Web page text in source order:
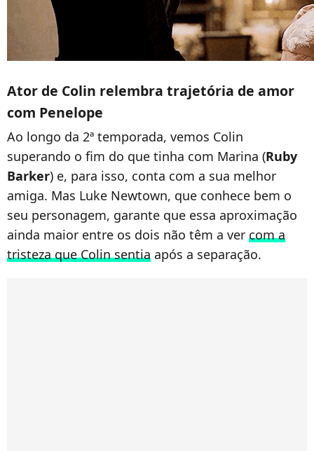
Ator de Colin relembra trajetória de amor
com Penelope
Ao longo da 2ª temporada, vemos Colin
superando o fim do que tinha com Marina (Ruby
Barker) e, para isso, conta com a sua melhor
amiga. Mas Luke Newtown, que conhece bem o
seu personagem, garante que essa aproximação
ainda maior entre os dois não têm a ver com a
tristeza que Colin sentia após a separação.